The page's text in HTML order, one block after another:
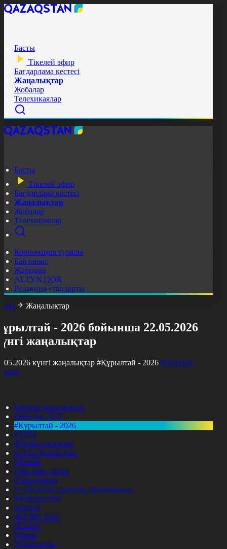
Басты
Тікелей эфир
Бағдарлама кестесі
Жаңалықтар
Жобалар
Телехикаялар
Басты
Тікелей эфир
Бағдарлама кестесі
Жаңалықтар
Жобалар
Телехикаялар
Корпорация туралы
Байланыс
Жарнама
ALTYN QOR
Редакция стандарты
Жаңалықтар
- 2026 бойынша 22.05.2026
жаңалықтар
күнгі жаңалықтар #Құрылтай - 2026 Фильтрді
Барлық жаңалықтар
#Жолдау 2025
#Құрылтай - 2026
#Апта
#Ресми оқиғалар
#«Таза Қазақстан»
#Қоғам
#Заң мен тәртіп
#Экономика
#«100 кітап» ұлттық сауалнамасы
#Референдум
#Оқиға
#EURO 2024
#Спорт
#Әлем
#Денсаулық